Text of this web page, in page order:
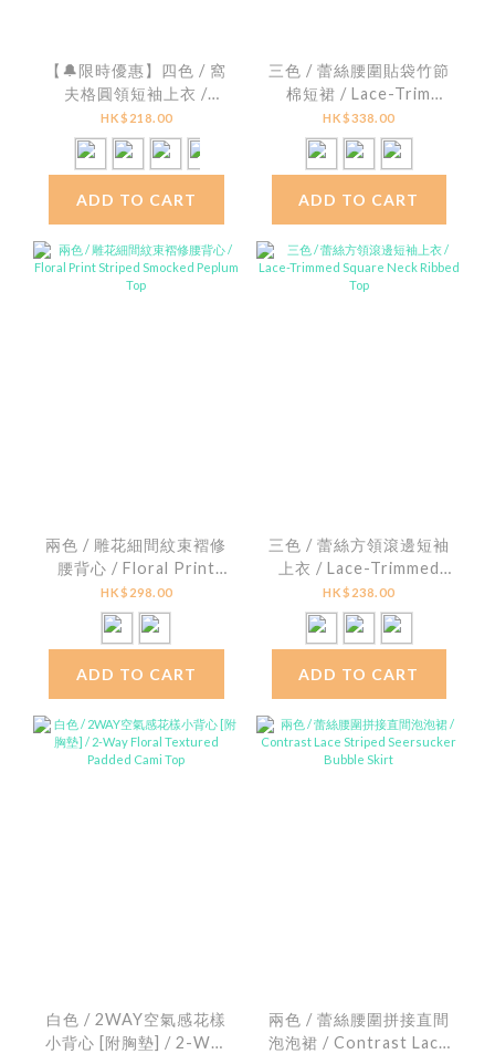
【🔔限時優惠】四色 / 窩
夫格圓領短袖上衣 /
Waffle Knit Crew Neck
Top
HK$218.00
ADD TO CART
三色 / 蕾絲腰圍貼袋竹節
棉短裙 / Lace-Trim
Patch Pocket Slub
Cotton Mini Skirt
HK$338.00
ADD TO CART
兩色 / 雕花細間紋束褶修
腰背心 / Floral Print
Striped Smocked
Peplum Top
HK$298.00
ADD TO CART
三色 / 蕾絲方領滾邊短袖
上衣 / Lace-Trimmed
Square Neck Ribbed
Top
HK$238.00
ADD TO CART
白色 / 2WAY空氣感花樣
小背心 [附胸墊] / 2-Way
兩色 / 蕾絲腰圍拼接直間
泡泡裙 / Contrast Lace